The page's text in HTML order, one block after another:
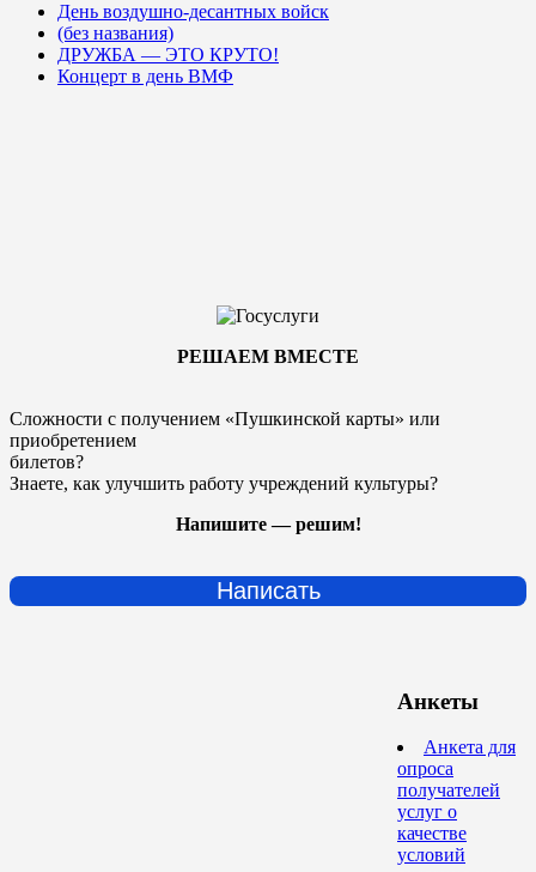
День воздушно-десантных войск
(без названия)
ДРУЖБА — ЭТО КРУТО!
Концерт в день ВМФ
РЕШАЕМ ВМЕСТЕ
Сложности с получением «Пушкинской карты» или
приобретением
билетов?
Знаете, как улучшить работу учреждений культуры?
Напишите — решим!
Написать
Анкеты
Анкета для
опроса
получателей
услуг о
качестве
условий